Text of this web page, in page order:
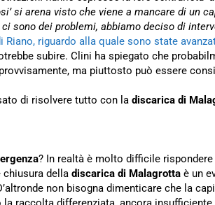
si arena visto che viene a mancare di un
sono dei problemi, abbiamo deciso di
Riano, riguardo alla quale sono state
subire. Clini ha spiegato che
ma piuttosto può essere
di risolvere tutto con la discarica di
? In realtà è molto difficile
della discarica di Malagrotta è un
non bisogna dimenticare che la